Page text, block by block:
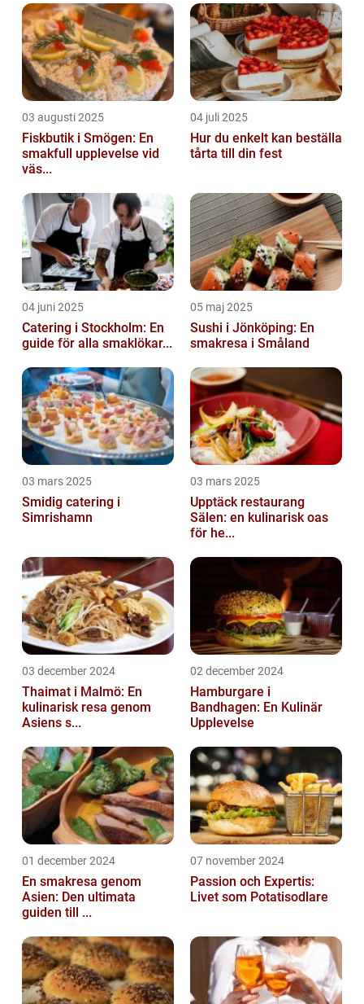
03 augusti 2025
Fiskbutik i Smögen: En
smakfull upplevelse vid
väs...
04 juli 2025
Hur du enkelt kan beställa
tårta till din fest
04 juni 2025
Catering i Stockholm: En
guide för alla smaklökar...
05 maj 2025
Sushi i Jönköping: En
smakresa i Småland
03 mars 2025
Smidig catering i
Simrishamn
03 mars 2025
Upptäck restaurang
Sälen: en kulinarisk oas
för he...
03 december 2024
Thaimat i Malmö: En
kulinarisk resa genom
Asiens s...
02 december 2024
Hamburgare i
Bandhagen: En Kulinär
Upplevelse
01 december 2024
En smakresa genom
Asien: Den ultimata
guiden till ...
07 november 2024
Passion och Expertis:
Livet som Potatisodlare